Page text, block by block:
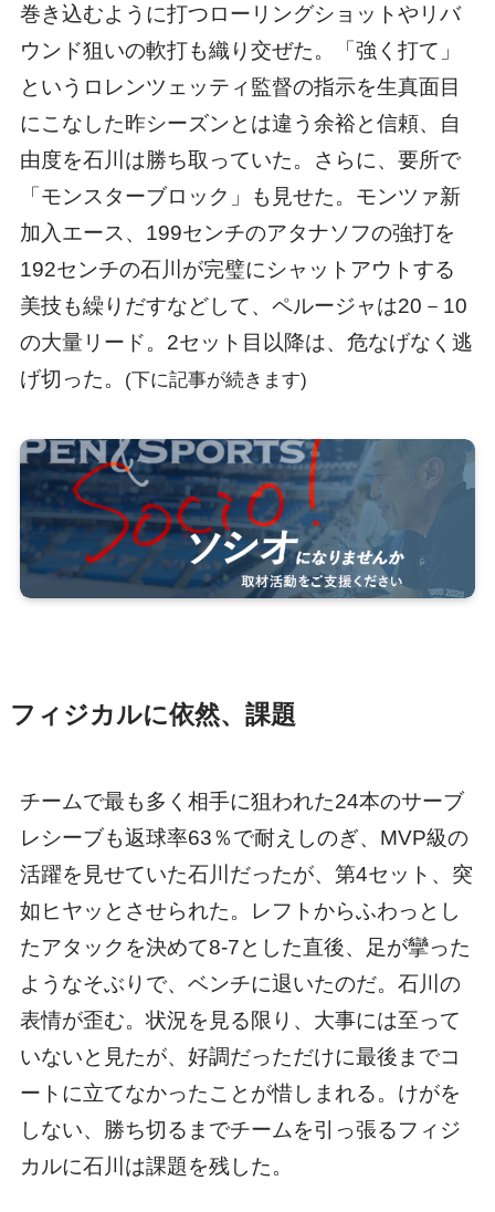
巻き込むように打つローリングショットやリバ
ウンド狙いの軟打も織り交ぜた。「強く打て」
というロレンツェッティ監督の指示を生真面目
にこなした昨シーズンとは違う余裕と信頼、自
由度を石川は勝ち取っていた。さらに、要所で
「モンスターブロック」も見せた。モンツァ新
加入エース、199センチのアタナソフの強打を
192センチの石川が完璧にシャットアウトする
美技も繰りだすなどして、ペルージャは20－10
の大量リード。2セット目以降は、危なげなく逃
げ切った。
(下に記事が続きます)
フィジカルに依然、課題
チームで最も多く相手に狙われた24本のサーブ
レシーブも返球率63％で耐えしのぎ、MVP級の
活躍を見せていた石川だったが、第4セット、突
如ヒヤッとさせられた。レフトからふわっとし
たアタックを決めて8-7とした直後、足が攣った
ようなそぶりで、ベンチに退いたのだ。石川の
表情が歪む。状況を見る限り、大事には至って
いないと見たが、好調だっただけに最後までコ
ートに立てなかったことが惜しまれる。けがを
しない、勝ち切るまでチームを引っ張るフィジ
カルに石川は課題を残した。